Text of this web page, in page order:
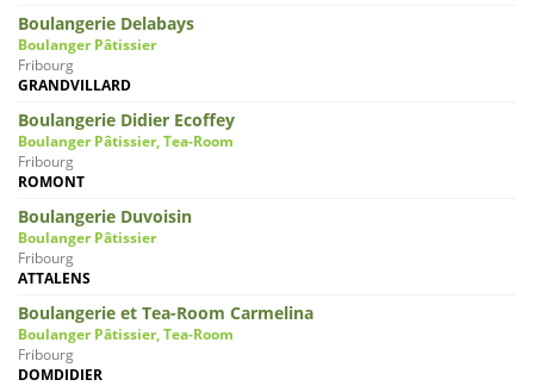
Boulangerie Delabays
Boulanger Pâtissier
Fribourg
GRANDVILLARD
Boulangerie Didier Ecoffey
Boulanger Pâtissier, Tea-Room
Fribourg
ROMONT
Boulangerie Duvoisin
Boulanger Pâtissier
Fribourg
ATTALENS
Boulangerie et Tea-Room Carmelina
Boulanger Pâtissier, Tea-Room
Fribourg
DOMDIDIER